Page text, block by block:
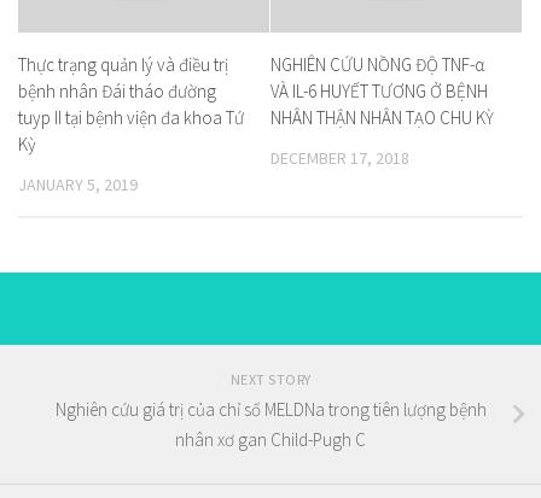
Thực trạng quản lý và điều trị
bệnh nhân Đái tháo đường
tuyp II tại bệnh viện đa khoa Tứ
Kỳ
JANUARY 5, 2019
NGHIÊN CỨU NỒNG ĐỘ TNF-α
VÀ IL-6 HUYẾT TƯƠNG Ở BỆNH
NHÂN THẬN NHÂN TẠO CHU KỲ
DECEMBER 17, 2018
NEXT STORY
Nghiên cứu giá trị của chỉ số MELDNa trong tiên lượng bệnh
nhân xơ gan Child-Pugh C